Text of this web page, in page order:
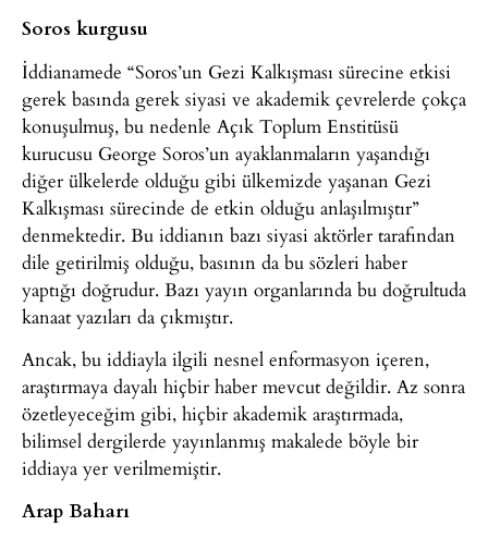
Soros kurgusu
İddianamede “Soros’un Gezi Kalkışması sürecine etkisi
gerek basında gerek siyasi ve akademik çevrelerde çokça
konuşulmuş, bu nedenle Açık Toplum Enstitüsü
kurucusu George Soros’un ayaklanmaların yaşandığı
diğer ülkelerde olduğu gibi ülkemizde yaşanan Gezi
Kalkışması sürecinde de etkin olduğu anlaşılmıştır”
denmektedir. Bu iddianın bazı siyasi aktörler tarafından
dile getirilmiş olduğu, basının da bu sözleri haber
yaptığı doğrudur. Bazı yayın organlarında bu doğrultuda
kanaat yazıları da çıkmıştır.
Ancak, bu iddiayla ilgili nesnel enformasyon içeren,
araştırmaya dayalı hiçbir haber mevcut değildir. Az sonra
özetleyeceğim gibi, hiçbir akademik araştırmada,
bilimsel dergilerde yayınlanmış makalede böyle bir
iddiaya yer verilmemiştir.
Arap Baharı